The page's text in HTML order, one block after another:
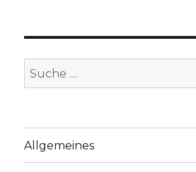
Suche
nach:
Allgemeines